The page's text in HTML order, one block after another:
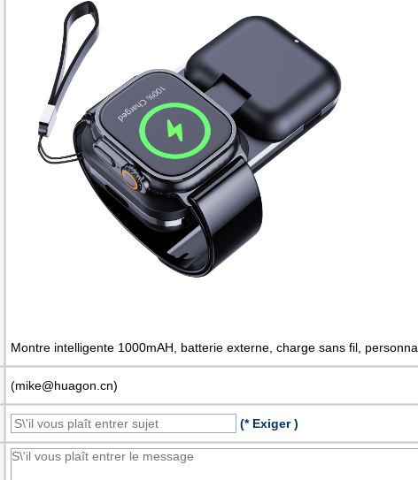
Montre intelligente 1000mAH, batterie externe, charge sans fil,
(mike@huagon.cn)
(* Exiger )